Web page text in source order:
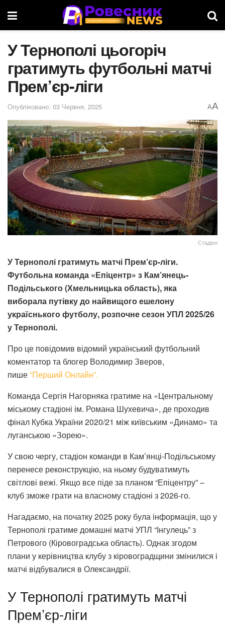
У Тернополі цьогоріч
гратимуть футбольні матчі
Прем’єр-ліги
Опубліковано: 03 Червня, 2025 AA
Стадіон
У Тернополі гратимуть матчі Прем’єр-ліги.
Футбольна команда «Епіцентр» з Кам’янець-
Подільського (Хмельницька область), яка
виборала путівку до найвищого ешелону
україснького футболу, розпочне сезон УПЛ 2025/26
у Тернополі.
Про це повідомив відомий український футбольний
коментатор та блогер Володимир Зверов,
пише“Перший Онлайн”.
Команда Сергія Нагорняка гратиме на «Центральному
міському стадіоні ім. Романа Шухевича», де проходив
фінал Кубка України 2020/21 між київським «Динамо» та
луганською «Зорею».
У свою чергу, стадіон команди в Кам’янці-Подільському
перенесе реконструкцію, на ньому будуватимуть
світлові вежі. Якщо все піде за планом “Епіцентру” –
клуб зможе грати на власному стадіоні з 2026-го.
Нагадаємо, на початку 2025 року була інформація, що у
Тернополі гратиме домашні матчі УПЛ “Інгулець” з
Петрового (Кіровоградська область). Однак згодом
плани у керівництва клубу з кіровоградщини змінилися і
матчі відбувалися в Олександрії.
У Тернополі гратимуть матчі
Прем’єр-ліги